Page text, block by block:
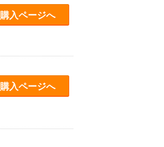
購入ページへ
購入ページへ